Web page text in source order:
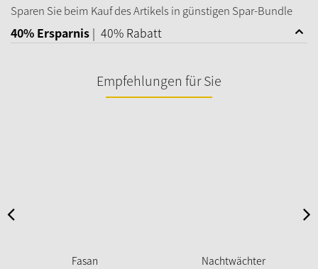
Sparen Sie beim Kauf des Artikels in günstigen Spar-Bundle
40% Ersparnis | 40% Rabatt
Empfehlungen für Sie
Fasan Nachtwächter